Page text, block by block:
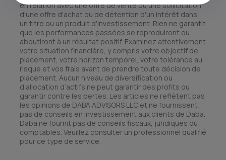
en relation avec une offre de vente ou une sollicitation
d'une offre d'achat ou de détention d'un intérêt dans
un titre ou un produit d'investissement. Rien ne garantit
que les performances passées se reproduiront ou
aboutiront à un résultat positif. Examinez attentivement
votre situation financière, y compris votre objectif de
placement, votre horizon temporel, votre tolérance au
risque et vos frais avant de prendre toute décision de
placement. Aucun niveau de diversification ou
d’allocation d’actifs ne peut garantir des profits ou
garantir contre les pertes. Les articles ne reflètent pas
les opinions de DABA ADVISORS LLC et ne fournissent
pas de conseils en investissement aux clients de Daba.
Daba ne fournit pas de conseils fiscaux, juridiques ou
comptables. Veuillez consulter un professionnel qualifié
pour ce type de service.